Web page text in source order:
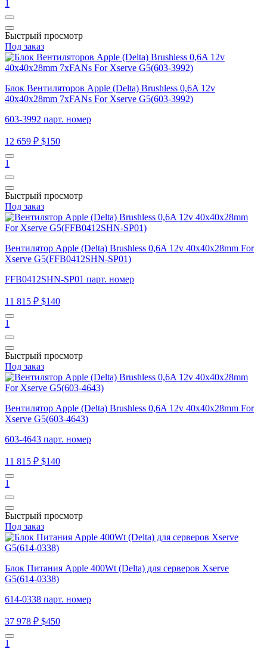
1
Быстрый просмотр
Под заказ
Блок Вентиляторов Apple (Delta) Brushless 0,6A 12v
40x40x28mm 7xFANs For Xserve G5(603-3992)
603-3992 парт. номер
12 659 ₽ $150
1
Быстрый просмотр
Под заказ
Вентилятор Apple (Delta) Brushless 0,6A 12v 40x40x28mm For
Xserve G5(FFB0412SHN-SP01)
FFB0412SHN-SP01 парт. номер
11 815 ₽ $140
1
Быстрый просмотр
Под заказ
Вентилятор Apple (Delta) Brushless 0,6A 12v 40x40x28mm For
Xserve G5(603-4643)
603-4643 парт. номер
11 815 ₽ $140
1
Быстрый просмотр
Под заказ
Блок Питания Apple 400Wt (Delta) для серверов Xserve
G5(614-0338)
614-0338 парт. номер
37 978 ₽ $450
1